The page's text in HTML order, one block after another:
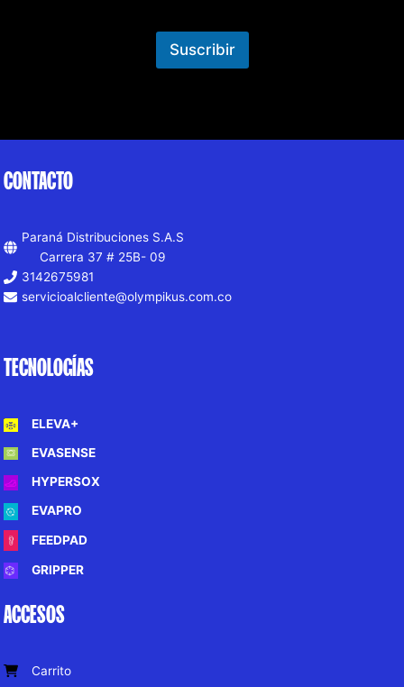
Suscribir
CONTACTO
Paraná Distribuciones S.A.S
Carrera 37 # 25B- 09
3142675981
servicioalcliente@olympikus.com.co
TECNOLOGÍAS
ELEVA+
EVASENSE
HYPERSOX
EVAPRO
FEEDPAD
GRIPPER
ACCESOS
Carrito